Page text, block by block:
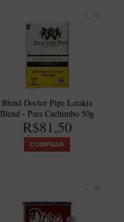
Blend Doctor Pipe Latakia
Blend - Para Cachimbo 50g
R$81,50
COMPRAR